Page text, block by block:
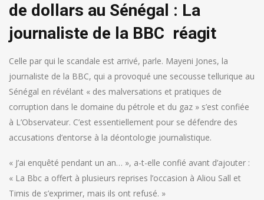
de dollars au Sénégal : La
journaliste de la BBC réagit
Celle par qui le scandale est arrivé, parle. Mayeni Jones, la
journaliste de la BBC, qui a provoqué une secousse tellurique au
Sénégal en révélant « des malversations et pratiques de
corruption dans le domaine du pétrole et du gaz » s’est confiée
à L’Observateur. C’est essentiellement pour se défendre des
accusations d’entorse à la déontologie journalistique.
« J’ai enquêté pendant un an… », a-t-elle confié avant d’ajouter :
« La Bbc a offert à plusieurs reprises l’occasion à Aliou Sall et
Timis de s’exprimer, mais ils ont refusé. »